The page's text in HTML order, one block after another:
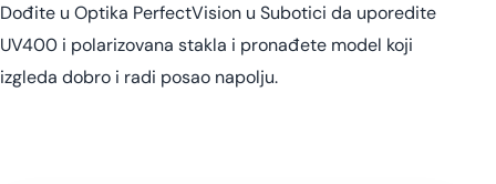
Dođite u Optika PerfectVision u Subotici da uporedite
UV400 i polarizovana stakla i pronađete model koji
izgleda dobro i radi posao napolju.